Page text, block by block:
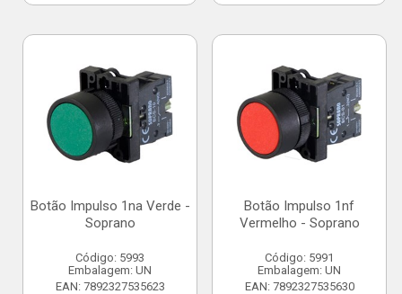
Botão Impulso 1na Verde -
Soprano
Código: 5993
Embalagem: UN
EAN: 7892327535623
Botão Impulso 1nf
Vermelho - Soprano
Código: 5991
Embalagem: UN
EAN: 7892327535630